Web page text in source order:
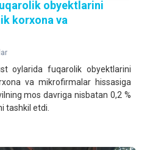
obyektlarini
korxona va
oylarida fuqarolik obyektlarini
va mikrofirmalar hissasiga
mos davriga nisbatan 0,2 %
tashkil etdi.